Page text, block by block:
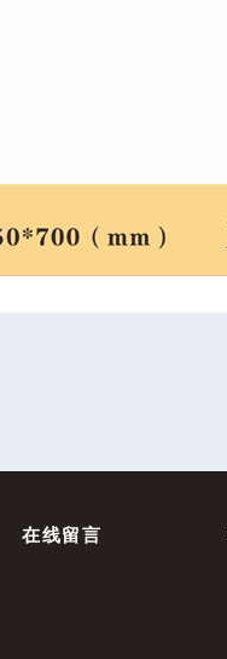
在线留言